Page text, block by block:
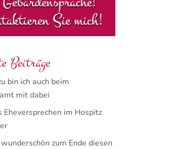
Beiträge
bin ich auch beim
mit dabei
Eheversprechen im Hospitz
zum Ende diesen